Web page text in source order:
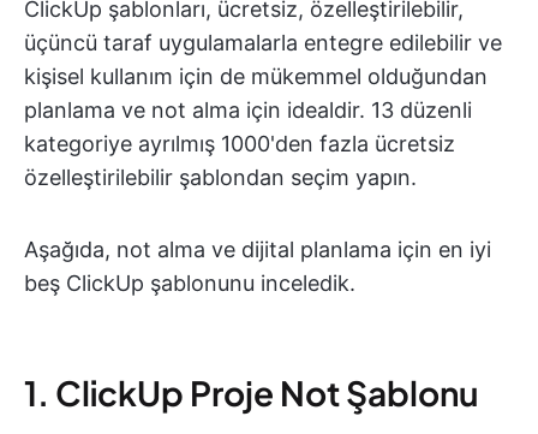
ClickUp şablonları, ücretsiz, özelleştirilebilir,
üçüncü taraf uygulamalarla entegre edilebilir ve
kişisel kullanım için de mükemmel olduğundan
planlama ve not alma için idealdir. 13 düzenli
kategoriye ayrılmış 1000'den fazla ücretsiz
özelleştirilebilir şablondan seçim yapın.
Aşağıda, not alma ve dijital planlama için en iyi
beş ClickUp şablonunu inceledik.
1. ClickUp Proje Not Şablonu